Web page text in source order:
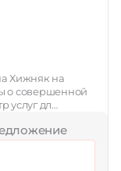
Хижняк на
о совершенной
услуг дл…